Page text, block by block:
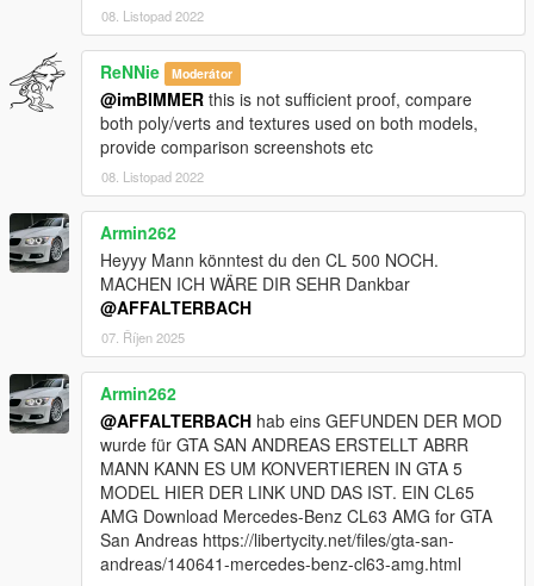
08. Listopad 2022
ReNNie Moderátor
@imBIMMER this is not sufficient proof, compare
both poly/verts and textures used on both models,
provide comparison screenshots etc
08. Listopad 2022
Armin262
Heyyy Mann könntest du den CL 500 NOCH.
MACHEN ICH WÄRE DIR SEHR Dankbar
@AFFALTERBACH
07. Říjen 2025
Armin262
@AFFALTERBACH hab eins GEFUNDEN DER MOD
wurde für GTA SAN ANDREAS ERSTELLT ABRR
MANN KANN ES UM KONVERTIEREN IN GTA 5
MODEL HIER DER LINK UND DAS IST. EIN CL65
AMG Download Mercedes-Benz CL63 AMG for GTA
San Andreas https://libertycity.net/files/gta-san-
andreas/140641-mercedes-benz-cl63-amg.html